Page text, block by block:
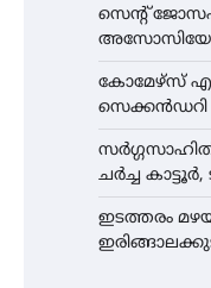
സെന്റ്
കോമേഴ്സ്
സെക്കൻഡറി
ചർച്ച
ഇടത്തരം